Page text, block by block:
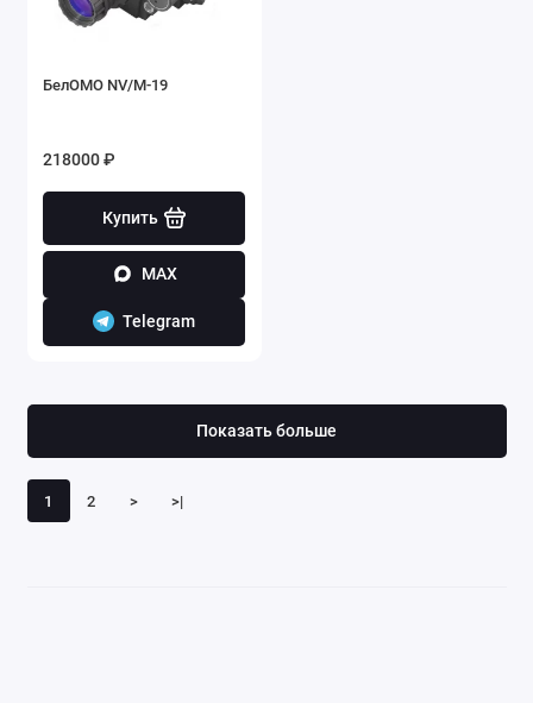
БелОМО NV/M-19
218000 ₽
Купить
MAX
Telegram
1 2 > >|
Показать больше